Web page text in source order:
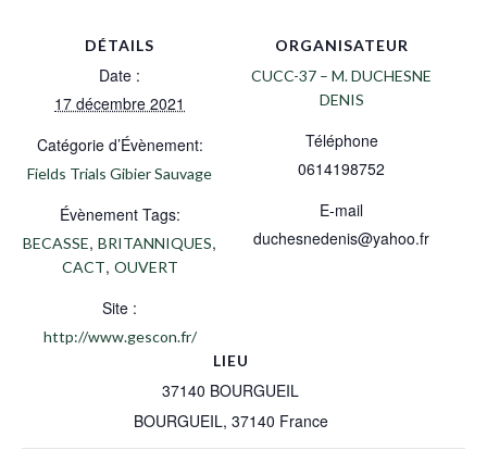
DÉTAILS
Date :
17 décembre 2021
Catégorie d’Évènement:
Fields Trials Gibier Sauvage
Évènement Tags:
BECASSE, BRITANNIQUES,
CACT, OUVERT
Site :
http://www.gescon.fr/
LIEU
37140 BOURGUEIL
BOURGUEIL, 37140 France
ORGANISATEUR
CUCC-37 – M. DUCHESNE
DENIS
Téléphone
0614198752
E-mail
duchesnedenis@yahoo.fr